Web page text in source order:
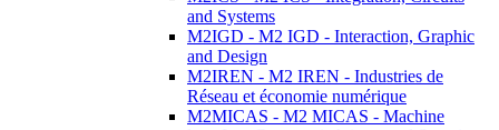
and Systems
M2IGD - M2 IGD - Interaction, Graphic
and Design
M2IREN - M2 IREN - Industries de
Réseau et économie numérique
M2MICAS - M2 MICAS - Machine